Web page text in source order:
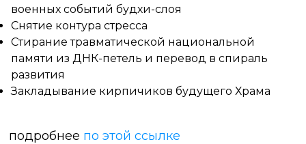
военных событий будхи-слоя
Снятие контура стресса
Стирание травматической национальной
памяти из ДНК-петель и перевод в спираль
развития
Закладывание кирпичиков будущего Храма
подробнее по этой ссылке